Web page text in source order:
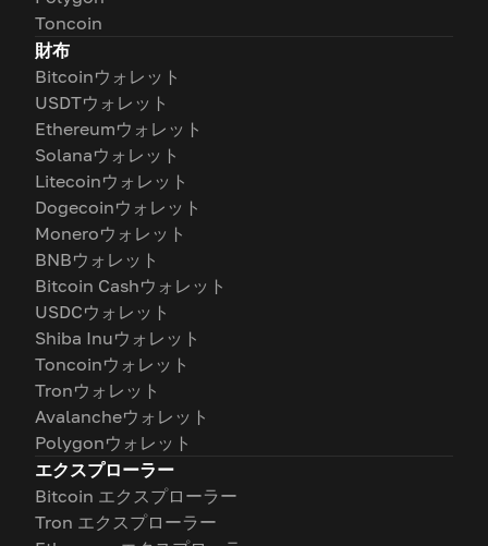
Toncoin
財布
Bitcoinウォレット
USDTウォレット
Ethereumウォレット
Solanaウォレット
Litecoinウォレット
Dogecoinウォレット
Moneroウォレット
BNBウォレット
Bitcoin Cashウォレット
USDCウォレット
Shiba Inuウォレット
Toncoinウォレット
Tronウォレット
Avalancheウォレット
Polygonウォレット
エクスプローラー
Bitcoin エクスプローラー
Tron エクスプローラー